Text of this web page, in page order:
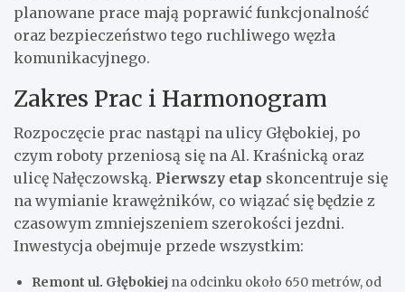
planowane prace mają poprawić funkcjonalność
oraz bezpieczeństwo tego ruchliwego węzła
komunikacyjnego.
Zakres Prac i Harmonogram
Rozpoczęcie prac nastąpi na ulicy Głębokiej, po
czym roboty przeniosą się na Al. Kraśnicką oraz
ulicę Nałęczowską. Pierwszy etap skoncentruje się
na wymianie krawężników, co wiązać się będzie z
czasowym zmniejszeniem szerokości jezdni.
Inwestycja obejmuje przede wszystkim:
Remont ul. Głębokiej na odcinku około 650 metrów, od